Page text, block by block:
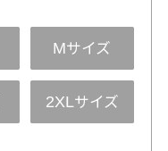
Mサイズ
2XLサイズ